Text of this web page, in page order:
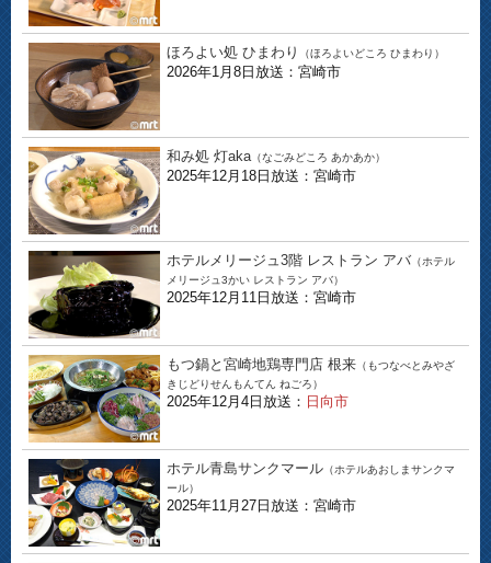
ほろよい処 ひまわり （ほろよいどころ ひまわり）
2026年1月8日放送：宮崎市
和み処 灯aka（なごみどころ あかあか）
2025年12月18日放送：宮崎市
ホテルメリージュ3階 レストラン アバ （ホテル
メリージュ3かい レストラン アバ）
2025年12月11日放送：宮崎市
もつ鍋と宮崎地鶏専門店 根来 （もつなべとみやざ
きじどりせんもんてん ねごろ）
2025年12月4日放送： 日向市
ホテル青島サンクマール （ホテルあおしまサンクマ
ール）
2025年11月27日放送：宮崎市